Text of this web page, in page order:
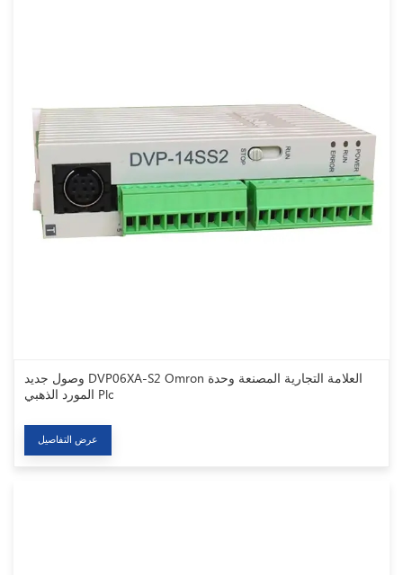
وصول جديد DVP06XA-S2 Omron العلامة التجارية المصنعة وحدة
المورد الذهبي Plc
عرض التفاصيل